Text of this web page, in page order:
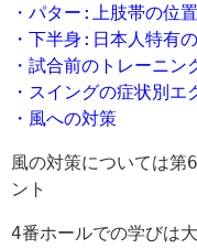
・パター:上肢帯の位
・下半身:日本人特有
・試合前のトレーニン
・スイングの症状別エ
・風への対策
風の対策については第
ント
4番ホールでの学びは